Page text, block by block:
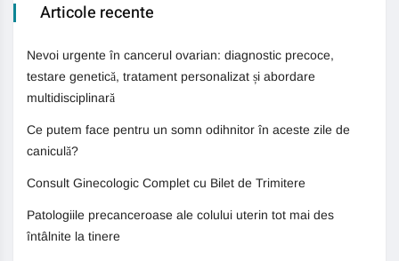
Articole recente
Nevoi urgente în cancerul ovarian: diagnostic precoce,
testare genetică, tratament personalizat și abordare
multidisciplinară
Ce putem face pentru un somn odihnitor în aceste zile de
caniculă?
Consult Ginecologic Complet cu Bilet de Trimitere
Patologiile precanceroase ale colului uterin tot mai des
întâlnite la tinere